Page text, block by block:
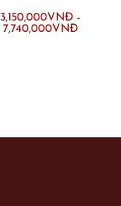
3,150,000VNĐ –
7,740,000VNĐ